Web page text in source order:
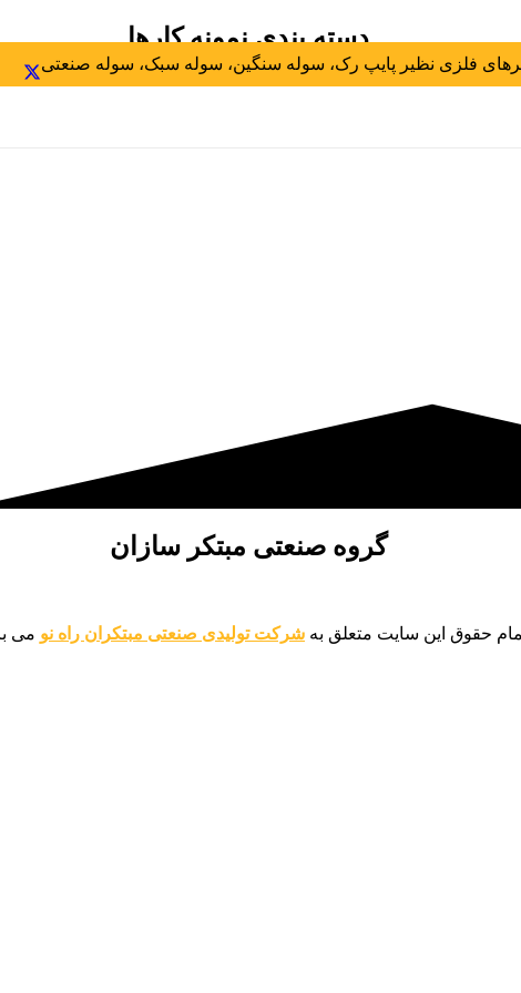
فلزی نظیر پایپ رک، سوله سنگین، سوله سبک، سوله صنعتی
دسته بندی نمونه کارها
گروه صنعتی مبتکر سازان
حقوق این سایت متعلق به شرکت تولیدی صنعتی مبتکران راه نو می